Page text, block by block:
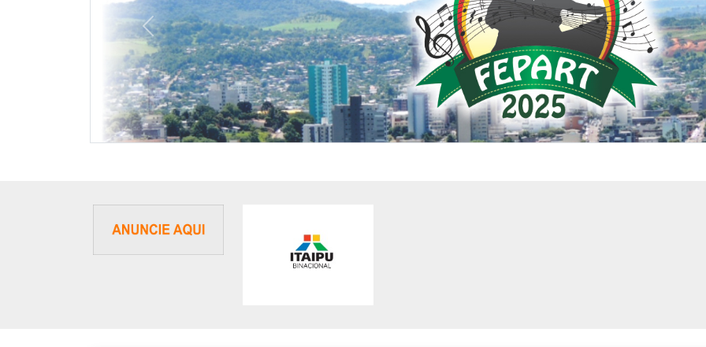
Previous